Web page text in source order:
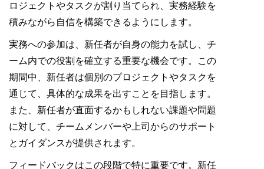
ロジェクトやタスクが割り当てられ、実務経験を
積みながら自信を構築できるようにします。
実務への参加は、新任者が自身の能力を試し、チ
ーム内での役割を確立する重要な機会です。この
期間中、新任者は個別のプロジェクトやタスクを
通じて、具体的な成果を出すことを目指します。
また、新任者が直面するかもしれない課題や問題
に対して、チームメンバーや上司からのサポート
とガイダンスが提供されます。
フィードバックはこの段階で特に重要です。新任